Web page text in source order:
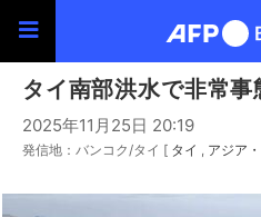
タイ南部洪水で非常
2025年11月25日 20:19
発信地：バンコク/タイ [ タイ アジア